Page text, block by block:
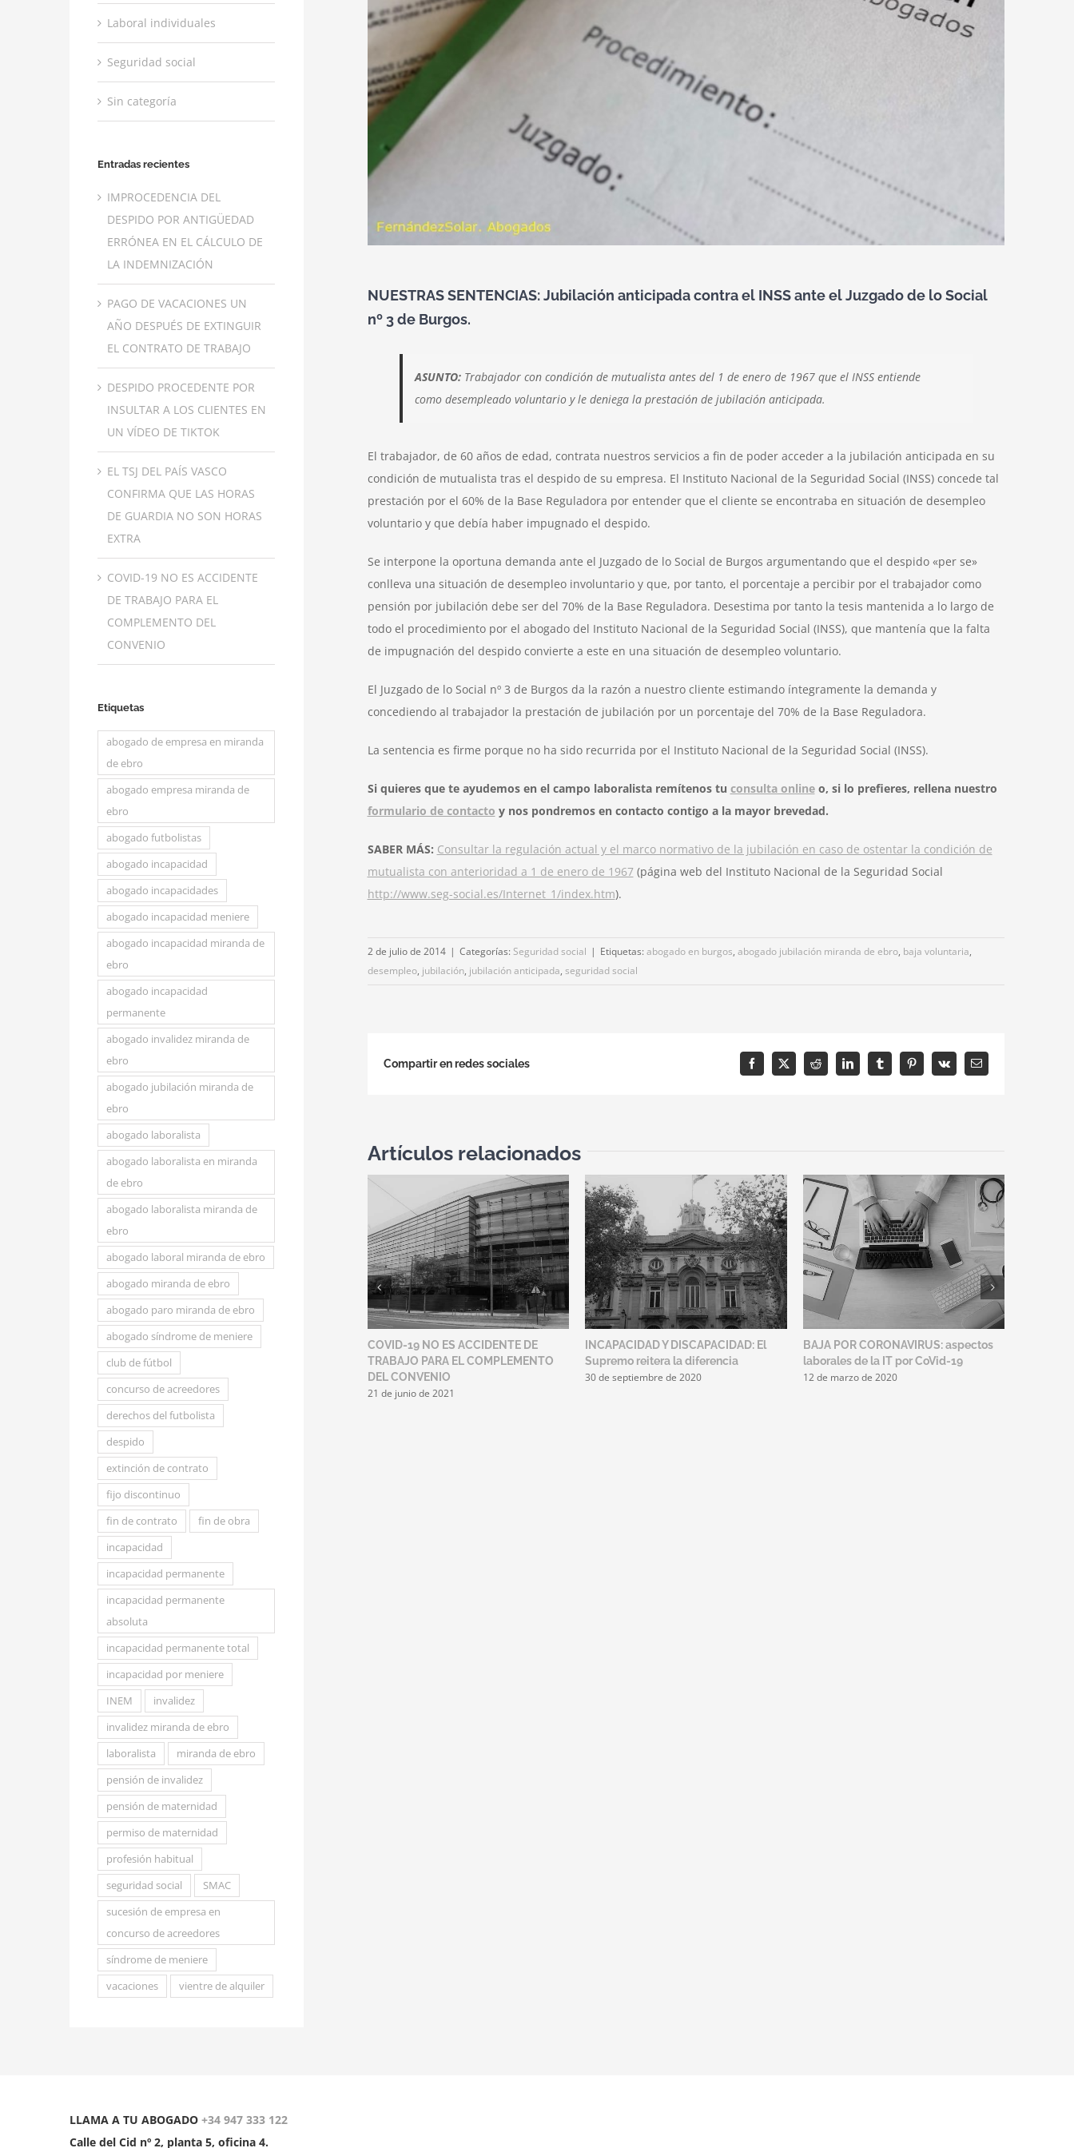
NUESTRAS SENTENCIAS: Jubilación anticipada contra el INSS ante el Juzgado de lo Social
nº 3 de Burgos.
ASUNTO:Trabajador con condición de mutualista antes del 1 de enero de 1967 que el INSS entiende
como desempleado voluntario y le deniega la prestación de jubilación anticipada.
El trabajador, de 60 años de edad, contrata nuestros servicios a fin de poder acceder a la jubilación anticipada en su
condición de mutualista tras el despido de su empresa. El Instituto Nacional de la Seguridad Social (INSS) concede tal
prestación por el 60% de la Base Reguladora por entender que el cliente se encontraba en situación de desempleo
voluntario y que debía haber impugnado el despido.
Se interpone la oportuna demanda ante el Juzgado de lo Social de Burgos argumentando que el despido «per se»
conlleva una situación de desempleo involuntario y que, por tanto, el porcentaje a percibir por el trabajador como
pensión por jubilación debe ser del 70% de la Base Reguladora. Desestima por tanto la tesis mantenida a lo largo de
todo el procedimiento por el abogado del Instituto Nacional de la Seguridad Social (INSS), que mantenía que la falta
de impugnación del despido convierte a este en una situación de desempleo voluntario.
El Juzgado de lo Social nº 3 de Burgos da la razón a nuestro cliente estimando íntegramente la demanda y
concediendo al trabajador la prestación de jubilación por un porcentaje del 70% de la Base Reguladora.
La sentencia es firme porque no ha sido recurrida por el Instituto Nacional de la Seguridad Social (INSS).
Si quieres que te ayudemos en el campo laboralista remítenos tu consulta onlineo, si lo prefieres, rellena nuestro
formulario de contacto y nos pondremos en contacto contigo a la mayor brevedad.
SABER MÁS: Consultar la regulación actual y el marco normativo de la jubilación en caso de ostentar la condición de
mutualista con anterioridad a 1 de enero de 1967(página web del Instituto Nacional de la Seguridad Social
http://www.seg-social.es/Internet_1/index.htm).
2 de julio de 2014 | Categorías: Seguridad social | Etiquetas: abogado en burgos, abogado jubilación miranda de ebro, baja voluntaria,
desempleo, jubilación, jubilación anticipada, seguridad social
Compartir en redes sociales Facebook
X Reddit LinkedInTumblrPinterest
Vk
Correo
electrónico
Artículos relacionados
COVID-19 NO ES ACCIDENTE DE
TRABAJO PARA EL COMPLEMENTO
DEL CONVENIO
21 de junio de 2021
INCAPACIDAD Y DISCAPACIDAD: El
Supremo reitera la diferencia
30 de septiembre de 2020
BAJA POR CORONAVIRUS: aspectos
laborales de la IT por CoVid-19
12 de marzo de 2020
Laboral individuales
Seguridad social
Sin categoría
Entradas recientes
IMPROCEDENCIA DEL
DESPIDO POR ANTIGÜEDAD
ERRÓNEA EN EL CÁLCULO DE
LA INDEMNIZACIÓN
PAGO DE VACACIONES UN
AÑO DESPUÉS DE EXTINGUIR
EL CONTRATO DE TRABAJO
DESPIDO PROCEDENTE POR
INSULTAR A LOS CLIENTES EN
UN VÍDEO DE TIKTOK
EL TSJ DEL PAÍS VASCO
CONFIRMA QUE LAS HORAS
DE GUARDIA NO SON HORAS
EXTRA
COVID-19 NO ES ACCIDENTE
DE TRABAJO PARA EL
COMPLEMENTO DEL
CONVENIO
Etiquetas
abogado de empresa en miranda
de ebro
abogado empresa miranda de
ebro
abogado futbolistas
abogado incapacidad
abogado incapacidades
abogado incapacidad meniere
abogado incapacidad miranda de
ebro
abogado incapacidad
permanente
abogado invalidez miranda de
ebro
abogado jubilación miranda de
ebro
abogado laboralista
abogado laboralista en miranda
de ebro
abogado laboralista miranda de
ebro
abogado laboral miranda de ebro
abogado miranda de ebro
abogado paro miranda de ebro
abogado síndrome de meniere
club de fútbol
concurso de acreedores
derechos del futbolista
despido
extinción de contrato
fijo discontinuo
fin de contrato
fin de obra
incapacidad
incapacidad permanente
incapacidad permanente
absoluta
incapacidad permanente total
incapacidad por meniere
INEM
invalidez
invalidez miranda de ebro
laboralista
miranda de ebro
pensión de invalidez
pensión de maternidad
permiso de maternidad
profesión habitual
seguridad social
SMAC
sucesión de empresa en
concurso de acreedores
síndrome de meniere
vacaciones
vientre de alquiler
LLAMA A TU ABOGADO +34 947 333 122
Calle del Cid nº 2, planta 5, oficina 4.